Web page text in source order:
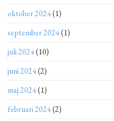
oktober 2024(1)
september 2024(1)
juli 2024(10)
juni 2024(2)
maj 2024(1)
februari 2024(2)